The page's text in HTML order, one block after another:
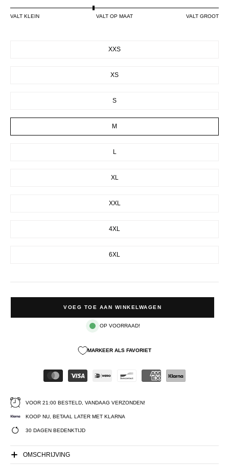
VALT KLEIN VALT OP MAAT VALT GROOT
XXS
XS
S
M
L
XL
XXL
4XL
6XL
VOEG TOE AAN WINKELWAGEN
OP VOORRAAD!
MARKEER ALS FAVORIET
VOOR 21:00 BESTELD, VANDAAG VERZONDEN!
KOOP NU, BETAAL LATER MET KLARNA
30 DAGEN BEDENKTIJD
OMSCHRIJVING